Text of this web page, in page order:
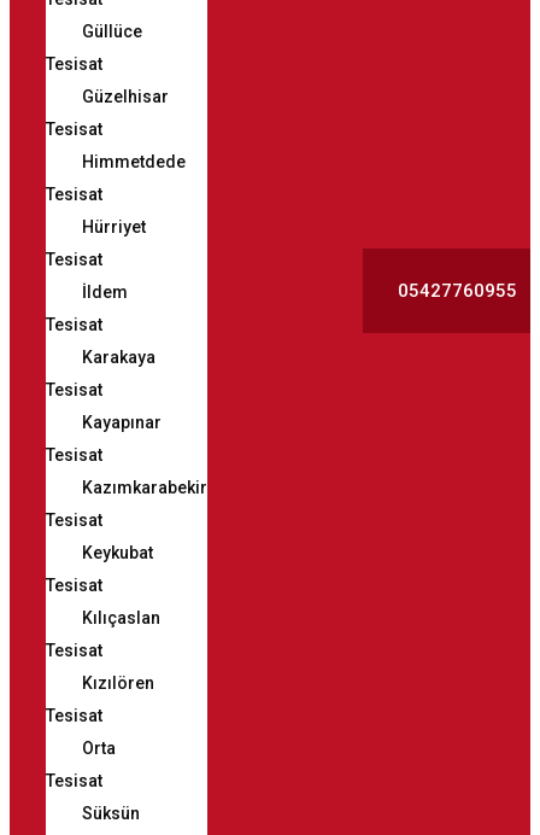
Güllüce
Tesisat
Güzelhisar
Tesisat
Himmetdede
Tesisat
Hürriyet
Tesisat
İldem
Tesisat
Karakaya
Tesisat
Kayapınar
Tesisat
Kazımkarabekir
Tesisat
Keykubat
Tesisat
Kılıçaslan
Tesisat
Kızılören
Tesisat
Orta
Tesisat
Süksün
05427760955